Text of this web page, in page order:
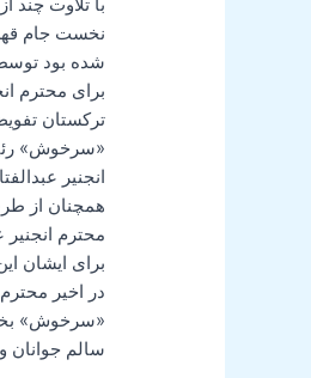
نخست جام
شده بود
برای محترم
ترکستان
«سرخوش»
انجنیر
همچنان از
محترم انجنیر
برای ایشان
در اخیر
«سرخوش»
سالم جوانان